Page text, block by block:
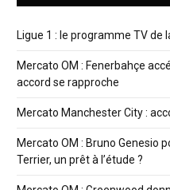
Ligue 1 : le programme TV de
Mercato OM : Fenerbahçe
accord se rapproche
Mercato Manchester City :
Mercato OM : Bruno Genesio
Terrier, un prêt à l’étude ?